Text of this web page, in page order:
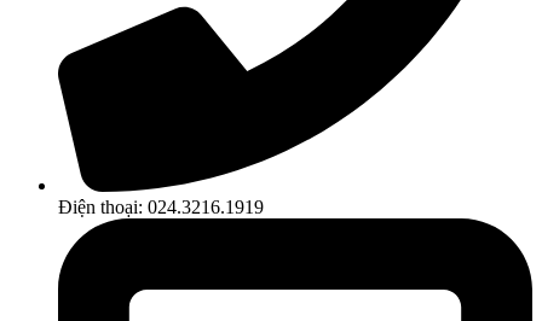
Điện thoại: 024.3216.1919